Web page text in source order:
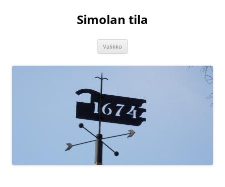
Simolan tila
Valikko